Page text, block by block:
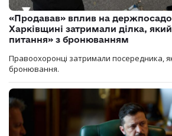
«Продавав» вплив на
Харківщині затримали ділка,
питання» з бронюванням
Правоохоронці затримали посередника,
бронювання.